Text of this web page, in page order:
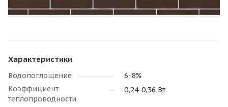
Характеристики
Водопоглощение
6-8%
Коэффициент
теплопроводности
0,24-0,36 Вт